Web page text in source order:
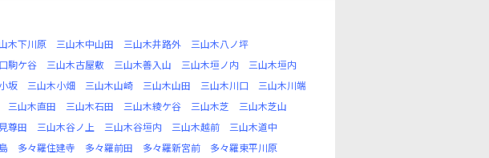
木下川原 三山木中山田 三山木井路外
三山木八ノ坪
駒ケ谷 三山木古屋敷 三山木善入山 三山木垣ノ内
三山木垣内
坂 三山木小畑 三山木山崎 三山木山田 三山木川口
三山木川端
三山木直田 三山木石田 三山木綾ケ谷 三山木芝
三山木芝山
尊田 三山木谷ノ上 三山木谷垣内 三山木越前
三山木道中
多々羅住建寺 多々羅前田 多々羅新宮前
多々羅東平川原